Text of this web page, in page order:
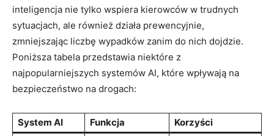
inteligencja ‌nie tylko wspiera kierowców w trudnych
sytuacjach, ale ‌również ⁤działa prewencyjnie,
zmniejszając liczbę⁣ wypadków⁢ zanim do⁢ nich dojdzie.
Poniższa tabela przedstawia⁢ niektóre‍ z ​
najpopularniejszych systemów AI, które wpływają na
bezpieczeństwo na drogach:
System‌ AI Funkcja Korzyści